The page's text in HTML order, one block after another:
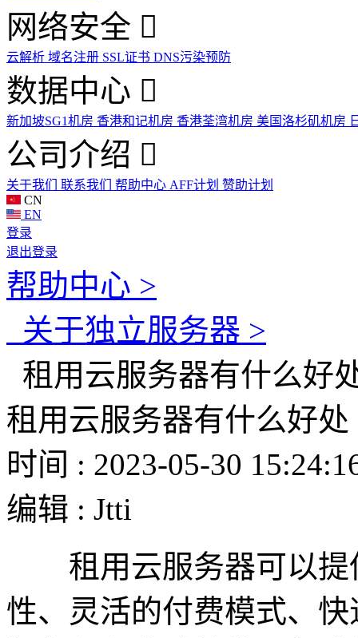
网络安全
云解析 域名注册 SSL证书 DNS污染预防
数据中心
新加坡SG1机房 香港和记机房 香港荃湾机房 美国洛杉矶机房
公司介绍
关于我们 联系我们 帮助中心 AFF计划 赞助计划
CN
EN
登录
退出登录
帮助中心 >
关于独立服务器 >
租用云服务器有什么好
租用云服务器有什么好处
时间 : 2023-05-30
编辑 : Jtti
租用云服务器可以提
性、灵活的付费模式、